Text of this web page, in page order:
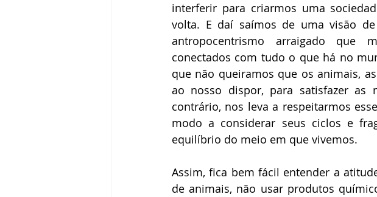
interferir para criarmos uma
volta. E daí saímos de uma visão
antropocentrismo arraigado que
conectados com tudo o que há no
que não queiramos que os animais,
ao nosso dispor, para satisfazer as
contrário, nos leva a respeitarmos
modo a considerar seus ciclos e
equilíbrio do meio em que vivemos.
Assim, fica bem fácil entender a
de animais, não usar produtos